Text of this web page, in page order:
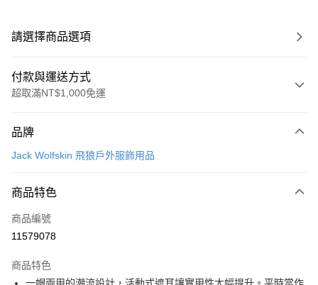
請選擇商品選項
付款與運送方式
超取滿NT$1,000免運
信用卡一次付款
Apple Pay
街口支付
Google Pay
品牌
Jack Wolfskin 飛狼戶外服飾用品
商品特色
商品編號
11579078
商品特色